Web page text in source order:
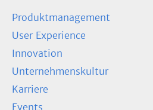
Produktmanagement
User Experience
Innovation
Unternehmenskultur
Karriere
Events